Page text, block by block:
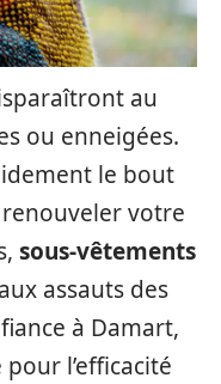
au
ou enneigées.
le bout
votre
sous-vêtements
assauts des
à Damart,
l’efficacité